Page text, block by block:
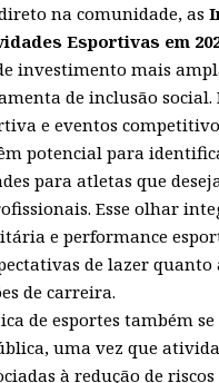
na comunidade, as
Esportivas em
investimento mais
de inclusão social.
e eventos
potencial para
para atletas que
Esse olhar
e performance
de lazer quanto
de carreira.
de esportes também
uma vez que
à redução de riscos